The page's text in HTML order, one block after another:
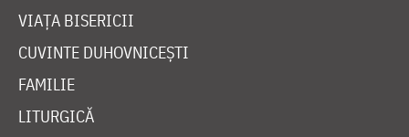
VIAȚA BISERICII
CUVINTE DUHOVNICEȘTI
FAMILIE
LITURGICĂ